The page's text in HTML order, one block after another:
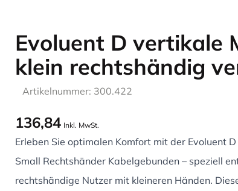
Evoluent D vertikale
klein rechtshändig
Artikelnummer: 300.422
136,84 Inkl. MwSt.
Erleben Sie optimalen Komfort mit der Evoluent
Small Rechtshänder Kabelgebunden – speziell
rechtshändige Nutzer mit kleineren Händen.